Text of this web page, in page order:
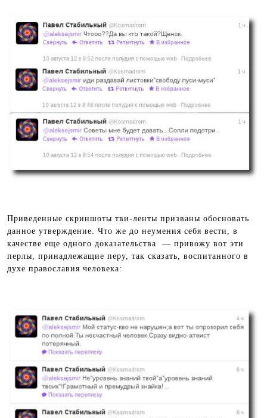
Приведенные скриншоты тви-ленты призваны обосновать
данное утверждение. Что же до неумения себя вести, в
качестве еще одного доказательства — привожу вот эти
перлы, принадлежащие перу, так сказать, воспитанного в
духе православия человека: